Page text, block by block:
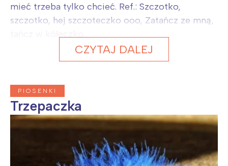
mieć trzeba tylko chcieć. Ref.: Szczotko,
szczotko, hej szczoteczko ooo, Zatańcz ze mną,
CZYTAJ DALEJ
PIOSENKI
Trzepaczka